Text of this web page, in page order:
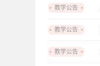
教学公告
教学公告
教学公告